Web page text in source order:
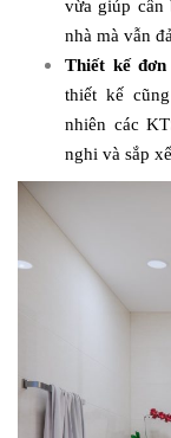
vừa giúp cân
nhà mà vẫn
Thiết kế đơn
thiết kế
nhiên các
nghi và sắp